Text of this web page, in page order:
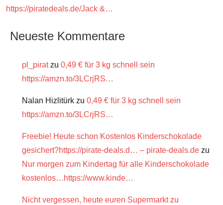
https://piratedeals.de/Jack &…
Neueste Kommentare
pl_piratzu 0,49 € für 3 kg schnell sein
https://amzn.to/3LCrjRS…
Nalan Hizlitürk zu 0,49 € für 3 kg schnell sein
https://amzn.to/3LCrjRS…
Freebie! Heute schon Kostenlos Kinderschokolade
gesichert?https://pirate-deals.d… – pirate-deals.de zu
Nur morgen zum Kindertag für alle Kinderschokolade
kostenlos…https://www.kinde…
Nicht vergessen, heute euren Supermarkt zu